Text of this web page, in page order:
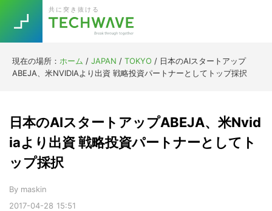
primary
navigation
main
content
primary
sidebar
footer
共に突き抜ける
現在の場所： ホーム / JAPAN / TOKYO / 日本のAIスタートアップ
ABEJA、米NVIDIAより出資 戦略投資パートナーとしてトップ採択
2017-04-28 15:51
日本のAIスタートアップABEJA、米Nvid
iaより出資 戦略投資パートナーとしてト
ップ採択
By maskin
TOPICS
RE:LIFE
[Startup]
Trend 今話題の注目キーワード
5G Asana テレワーク
ニューノーマル